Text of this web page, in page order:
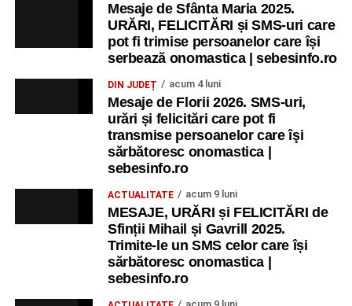
Mesaje de Sfânta Maria 2025.
URĂRI, FELICITĂRI și SMS-uri care
pot fi trimise persoanelor care își
serbează onomastica | sebesinfo.ro
DIN JUDEȚ acum 4 luni
Mesaje de Florii 2026. SMS-uri,
urări și felicitări care pot fi
transmise persoanelor care îşi
sărbătoresc onomastica |
sebesinfo.ro
ACTUALITATE acum 9 luni
MESAJE, URĂRI și FELICITĂRI de
Sfinții Mihail și Gavrill 2025.
Trimite-le un SMS celor care își
sărbătoresc onomastica |
sebesinfo.ro